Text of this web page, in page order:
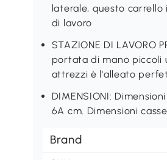
laterale, questo
di lavoro
STAZIONE DI
portata di mano piccoli
attrezzi è l'alleato
DIMENSIONI:
6A cm. Dimensioni
Brand